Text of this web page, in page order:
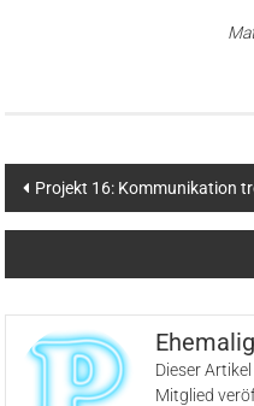
Projekt 16: Kommunikation
Dieser
Mitglied